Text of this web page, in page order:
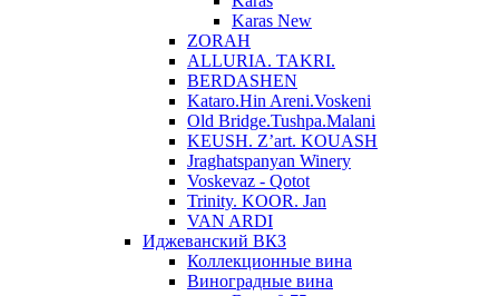
Karas New
ZORAH
ALLURIA. TAKRI.
BERDASHEN
Kataro.Hin Areni.Voskeni
Old Bridge.Tushpa.Malani
KEUSH. Z’art. KOUASH
Jraghatspanyan Winery
Voskevaz - Qotot
Trinity. KOOR. Jan
VAN ARDI
Иджеванский ВКЗ
Коллекционные вина
Виноградные вина